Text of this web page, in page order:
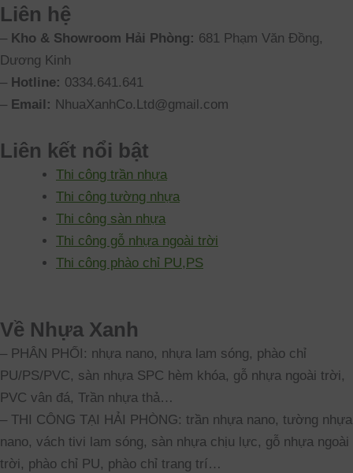
Liên hệ
– Kho & Showroom Hải Phòng: 681 Phạm Văn Đồng,
Dương Kinh
– Hotline: 0334.641.641
– Email: NhuaXanhCo.Ltd@gmail.com
Liên kết nổi bật
Thi công trần nhựa
Thi công tường nhựa
Thi công sàn nhựa
Thi công gỗ nhựa ngoài trời
Thi công phào chỉ PU,PS
Về Nhựa Xanh
– PHÂN PHỐI: nhựa nano, nhựa lam sóng, phào chỉ
PU/PS/PVC, sàn nhựa SPC hèm khóa, gỗ nhựa ngoài trời,
PVC vân đá, Trần nhựa thả…
– THI CÔNG TẠI HẢI PHÒNG: trần nhựa nano, tường nhựa
nano, vách tivi lam sóng, sàn nhựa chịu lực, gỗ nhựa ngoài
trời, phào chỉ PU, phào chỉ trang trí…